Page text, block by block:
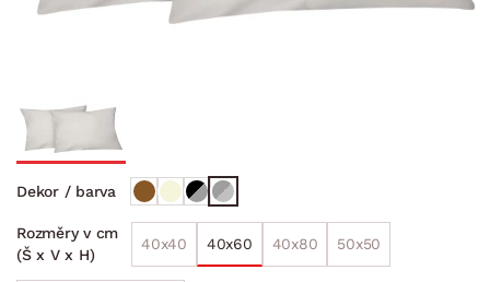
Dekor / barva
Rozměry v cm
(Š x V x H)
40x40 40x60 40x80 50x50